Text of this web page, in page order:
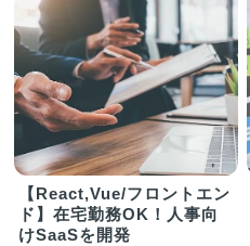
【React,Vue/フロントエン
ド】在宅勤務OK！人事向
けSaaSを開発